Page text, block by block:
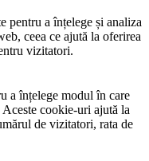
pentru a înțelege și analiza
ceea ce ajută la oferirea
vizitatori.
a înțelege modul în care
cookie-uri ajută la
de vizitatori, rata de